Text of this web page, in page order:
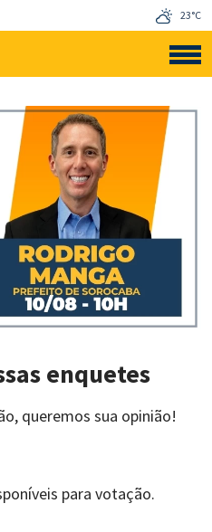
23°C
enquetes
queremos sua opinião!
para votação.